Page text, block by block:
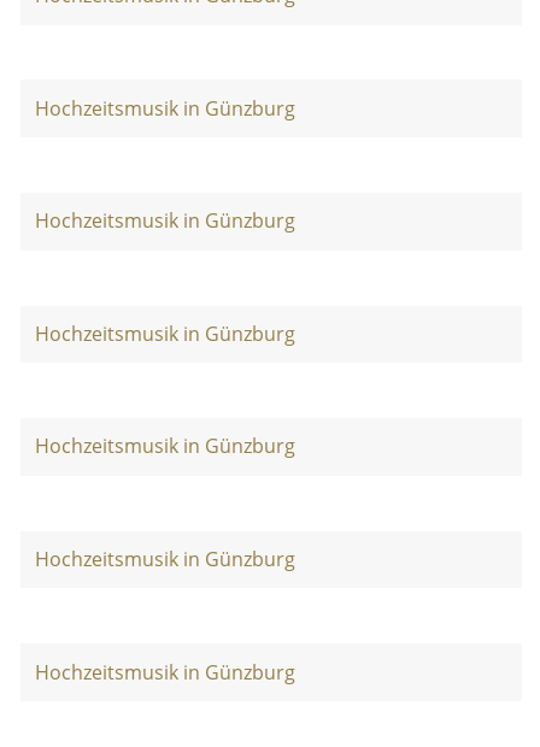
Hochzeitsmusik in Günzburg
Hochzeitsmusik in Günzburg
Hochzeitsmusik in Günzburg
Hochzeitsmusik in Günzburg
Hochzeitsmusik in Günzburg
Hochzeitsmusik in Günzburg